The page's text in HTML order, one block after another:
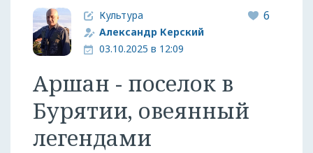
Культура
Александр Керский
03.10.2025 в 12:09
6
Аршан - поселок в
Бурятии, овеянный
легендами